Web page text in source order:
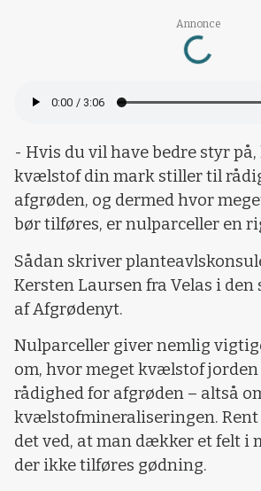
Annonce
Loading...
- Hvis du vil have bedre styr
kvælstof din mark stiller til
afgrøden, og dermed hvor
bør tilføres, er nulparceller en
Sådan skriver
Kersten Laursen fra Velas i den
af Afgrødenyt.
Nulparceller giver nemlig
om, hvor meget kvælstof
rådighed for afgrøden – altså
kvælstofmineraliseringen.
det ved, at man dækker et felt i
der ikke tilføres gødning.